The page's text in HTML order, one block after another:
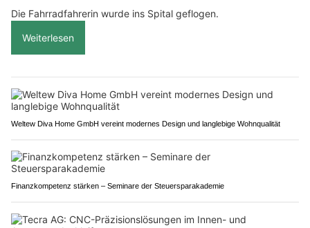
Die Fahrradfahrerin wurde ins Spital geflogen.
Weiterlesen
Weltew Diva Home GmbH vereint modernes Design und langlebige Wohnqualität
Finanzkompetenz stärken – Seminare der Steuersparakademie